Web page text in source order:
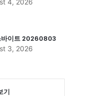
4, 2026
바이트 20260803
3, 2026
기